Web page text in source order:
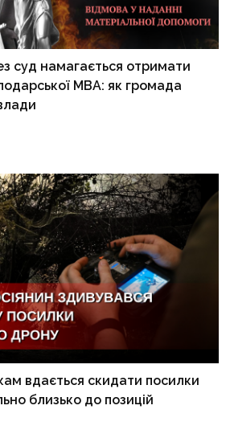
суд намагається отримати
МВА: як громада
вдається скидати посилки
близько до позицій